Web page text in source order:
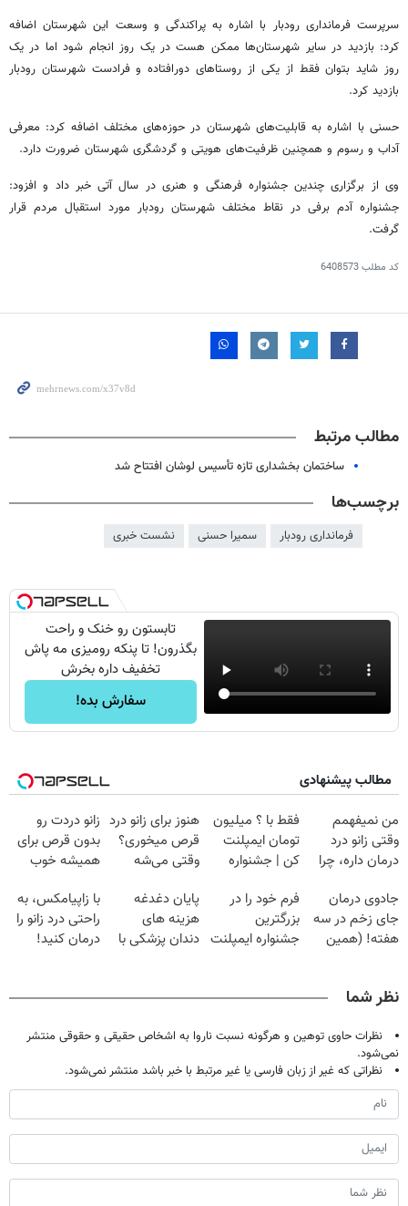
سرپرست فرمانداری رودبار با اشاره به پراکندگی و وسعت این شهرستان اضافه
کرد: بازدید در سایر شهرستان‌ها ممکن هست در یک روز انجام شود اما در یک
روز شاید بتوان فقط از یکی از روستاهای دورافتاده و فرادست شهرستان رودبار
بازدید کرد.
حسنی با اشاره به قابلیت‌های شهرستان در حوزه‌های مختلف اضافه کرد: معرفی
آداب و رسوم و همچنین ظرفیت‌های هویتی و گردشگری شهرستان ضرورت دارد.
وی از برگزاری چندین جشنواره فرهنگی و هنری در سال آتی خبر داد و افزود:
جشنواره آدم برفی در نقاط مختلف شهرستان رودبار مورد استقبال مردم قرار
گرفت.
کد مطلب6408573
مطالب مرتبط
ساختمان بخشداری تازه‌ تأسیس لوشان افتتاح شد
برچسب‌ها
فرمانداری رودبار سمیرا حسنی نشست خبری
تابستون رو خنک و راحت
بگذرون! تا پنکه رومیزی مه پاش
تخفیف داره بخرش
سفارش بده!
مطالب پیشنهادی
من نمیفهمم
وقتی زانو درد
درمان داره، چرا
تحمل میکنی؟❗
فقط با ؟ میلیون
تومان ایمپلنت
کن | جشنواره
هنوز برای زانو درد
قرص میخوری؟
وقتی می‌شه
درمانش کرد؟؟؟؟
زانو دردت رو
بدون قرص برای
همیشه خوب
پرسش‌نامه)
جادوی درمان
جای زخم در سه
هفته! (همین
فرم خود را در
بزرگترین
جشنواره ایمپلنت
پایان دغدغه
هزینه های
دندان پزشکی با
با زاپیامکس، به
راحتی درد زانو را
درمان کنید!
نظر شما
نظرات حاوی توهین و هرگونه نسبت ناروا به اشخاص حقیقی و حقوقی منتشر
نمی‌شود.
نظراتی که غیر از زبان فارسی یا غیر مرتبط با خبر باشد منتشر نمی‌شود.